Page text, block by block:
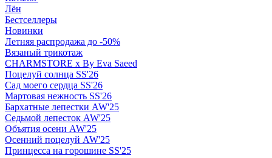
Лён
Бестселлеры
Новинки
Летняя распродажа до -50%
Вязаный трикотаж
CHARMSTORE х By Eva Saeed
Поцелуй солнца SS'26
Сад моего сердца SS'26
Мартовая нежность SS'26
Бархатные лепестки AW'25
Седьмой лепесток AW'25
Объятия осени AW'25
Осенний поцелуй AW'25
Принцесса на горошине SS'25